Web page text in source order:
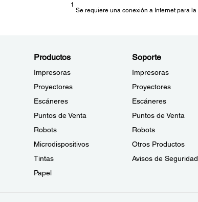
1
Se requiere una conexión a Internet para
Productos
Impresoras
Proyectores
Escáneres
Puntos de Venta
Robots
Microdispositivos
Tintas
Papel
Soporte
Impresoras
Proyectores
Escáneres
Puntos de Venta
Robots
Otros Productos
Avisos de Seguridad